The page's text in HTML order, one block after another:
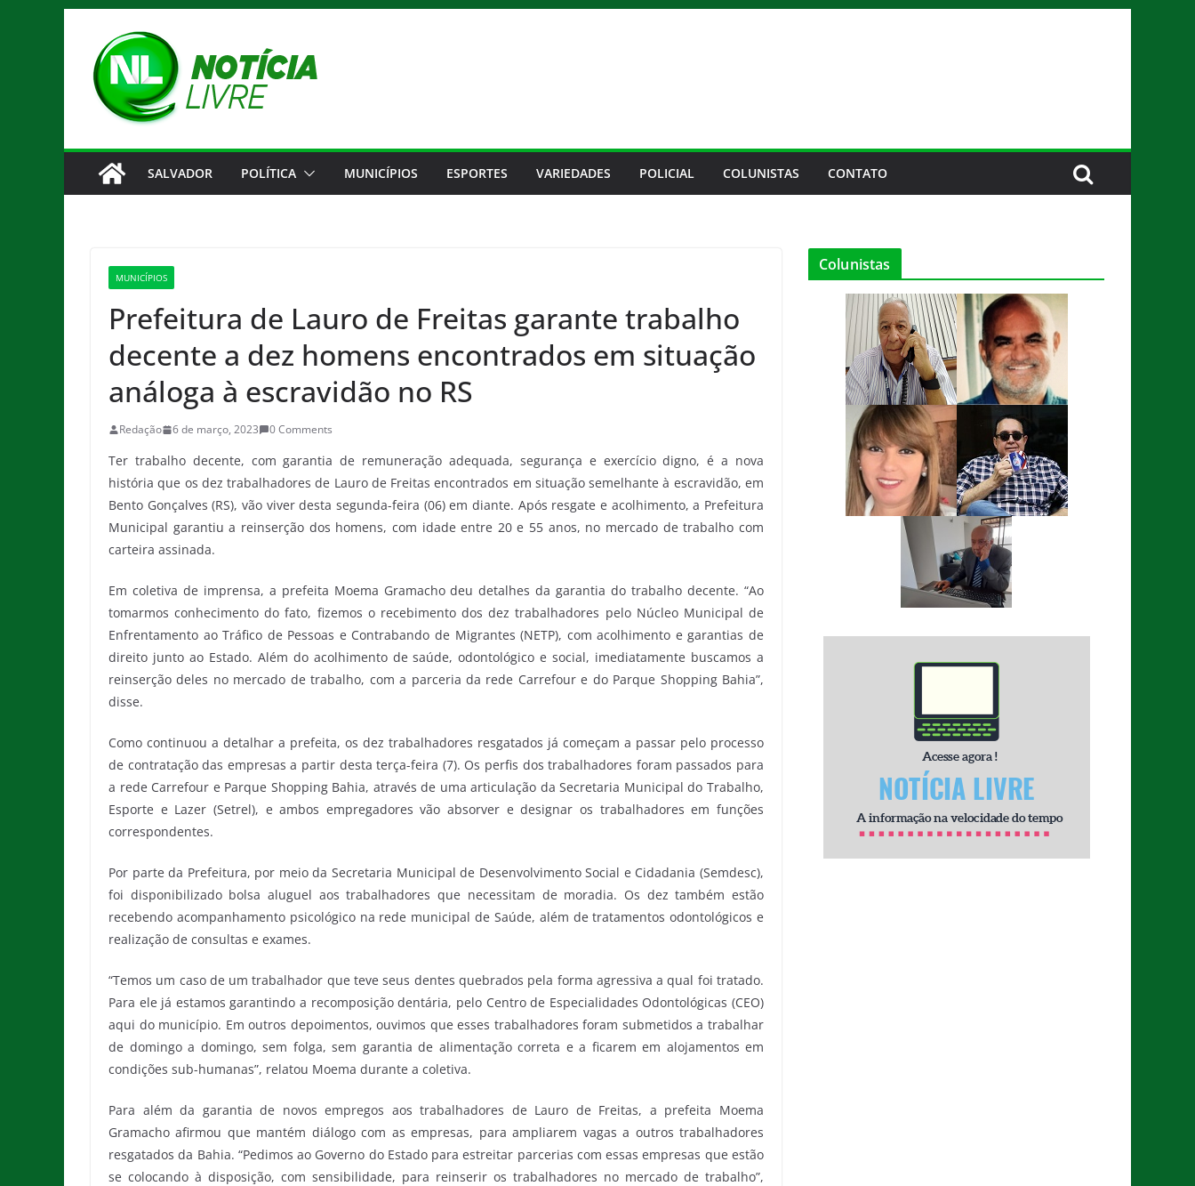
conteúdo
SALVADOR POLÍTICA MUNICÍPIOS ESPORTES VARIEDADES POLICIAL COLUNISTAS CONTATO
MUNICÍPIOS
Prefeitura de Lauro de Freitas garante trabalho
decente a dez homens encontrados em situação
análoga à escravidão no RS
Redação 6 de março, 2023 0 Comments
Ter trabalho decente, com garantia de remuneração adequada, segurança e exercício digno, é a nova
história que os dez trabalhadores de Lauro de Freitas encontrados em situação semelhante à escravidão, em
Bento Gonçalves (RS), vão viver desta segunda-feira (06) em diante. Após resgate e acolhimento, a Prefeitura
Municipal garantiu a reinserção dos homens, com idade entre 20 e 55 anos, no mercado de trabalho com
carteira assinada.
Em coletiva de imprensa, a prefeita Moema Gramacho deu detalhes da garantia do trabalho decente. “Ao
tomarmos conhecimento do fato, fizemos o recebimento dos dez trabalhadores pelo Núcleo Municipal de
Enfrentamento ao Tráfico de Pessoas e Contrabando de Migrantes (NETP), com acolhimento e garantias de
direito junto ao Estado. Além do acolhimento de saúde, odontológico e social, imediatamente buscamos a
reinserção deles no mercado de trabalho, com a parceria da rede Carrefour e do Parque Shopping Bahia”,
disse.
Como continuou a detalhar a prefeita, os dez trabalhadores resgatados já começam a passar pelo processo
de contratação das empresas a partir desta terça-feira (7). Os perfis dos trabalhadores foram passados para
a rede Carrefour e Parque Shopping Bahia, através de uma articulação da Secretaria Municipal do Trabalho,
Esporte e Lazer (Setrel), e ambos empregadores vão absorver e designar os trabalhadores em funções
correspondentes.
Por parte da Prefeitura, por meio da Secretaria Municipal de Desenvolvimento Social e Cidadania (Semdesc),
foi disponibilizado bolsa aluguel aos trabalhadores que necessitam de moradia. Os dez também estão
recebendo acompanhamento psicológico na rede municipal de Saúde, além de tratamentos odontológicos e
realização de consultas e exames.
“Temos um caso de um trabalhador que teve seus dentes quebrados pela forma agressiva a qual foi tratado.
Para ele já estamos garantindo a recomposição dentária, pelo Centro de Especialidades Odontológicas (CEO)
aqui do município. Em outros depoimentos, ouvimos que esses trabalhadores foram submetidos a trabalhar
de domingo a domingo, sem folga, sem garantia de alimentação correta e a ficarem em alojamentos em
condições sub-humanas”, relatou Moema durante a coletiva.
Para além da garantia de novos empregos aos trabalhadores de Lauro de Freitas, a prefeita Moema
Gramacho afirmou que mantém diálogo com as empresas, para ampliarem vagas a outros trabalhadores
resgatados da Bahia. “Pedimos ao Governo do Estado para estreitar parcerias com essas empresas que estão
se colocando à disposição, com sensibilidade, para reinserir os trabalhadores no mercado de trabalho”,
Colunistas